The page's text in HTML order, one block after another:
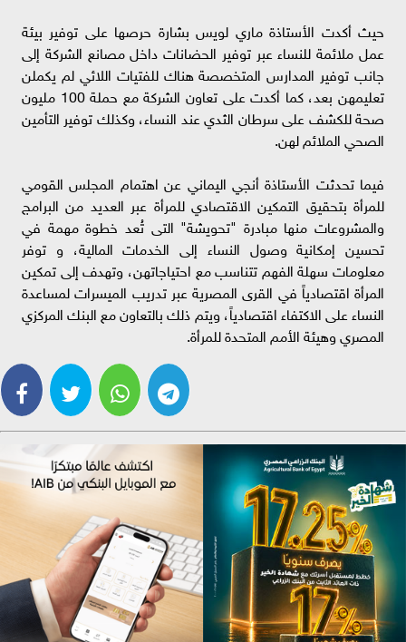
حيث أكدت الأستاذة ماري لويس بشارة حرصها على توفير بيئة
عمل ملائمة للنساء عبر توفير الحضانات داخل مصانع الشركة إلى
جانب توفير المدارس المتخصصة هناك للفتيات اللائي لم يكملن
تعليمهن بعد، كما أكدت على تعاون الشركة مع حملة 100 مليون
صحة للكشف على سرطان الثدي عند النساء، وكذلك توفير التأمين
الصحي الملائم لهن.
فيما تحدثت الأستاذة أنجي اليماني عن اهتمام المجلس القومي
للمرأة بتحقيق التمكين الاقتصادي للمرأة عبر العديد من البرامج
والمشروعات منها مبادرة "تحويشة" التى تُعد خطوة مهمة في
تحسين إمكانية وصول النساء إلى الخدمات المالية، و توفر
معلومات سهلة الفهم تتناسب مع احتياجاتهن، وتهدف إلى تمكين
المرأة اقتصادياً في القرى المصرية عبر تدريب الميسرات لمساعدة
النساء على الاكتفاء اقتصادياً، ويتم ذلك بالتعاون مع البنك المركزي
المصري وهيئة الأمم المتحدة للمرأة.